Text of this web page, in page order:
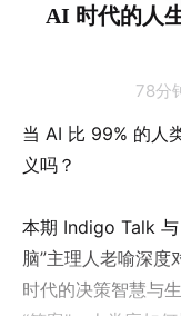
AI 时代的人
78分
当 AI 比 99% 的人
义吗？
本期 Indigo Talk 与
脑”主理人老喻深度
时代的决策智慧与